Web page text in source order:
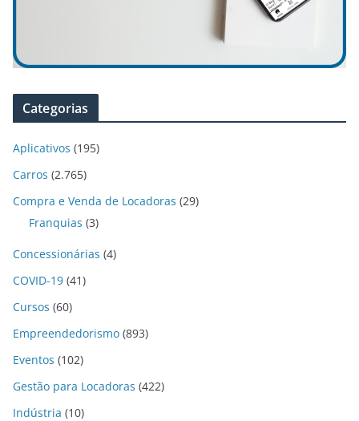
Categorias
Aplicativos (195)
Carros (2.765)
Compra e Venda de Locadoras (29)
Franquias (3)
Concessionárias (4)
COVID-19 (41)
Cursos (60)
Empreendedorismo (893)
Eventos (102)
Gestão para Locadoras (422)
Indústria (10)